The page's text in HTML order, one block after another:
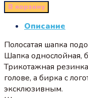
В корзину
Описание
Полосатая шапка
Шапка однослойная,
Трикотажная
голове, а бирка с
эксклюзивным.